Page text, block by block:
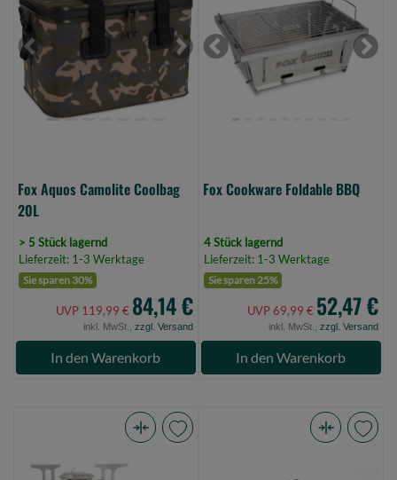
Camolite
Coolbag
20L
(Bild
0)
Previous Next
Fox Aquos Camolite Coolbag
20L
> 5 Stück lagernd
Lieferzeit: 1-3 Werktage
Sie sparen 30%
UVP 119,99 € 84,14 €
inkl. MwSt., zzgl. Versand
In den Warenkorb
Foldable
BBQ
(BildPrevious Next
Fox Cookware Foldable BBQ
4 Stück lagernd
Lieferzeit: 1-3 Werktage
Sie sparen 25%
UVP 69,99 € 52,47 €
inkl. MwSt., zzgl. Versand
In den Warenkorb
Gas